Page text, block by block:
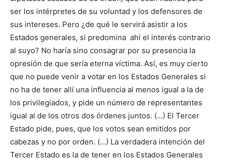
ser los intérpretes de su voluntad y los defensores de
sus intereses. Pero ¿de qué le servirá asistir a los
Estados generales, si predomina ahí el interés contrario
al suyo? No haría sino consagrar por su presencia la
opresión de que sería eterna víctima. Así, es muy cierto
que no puede venir a votar en los Estados Generales si
no ha de tener allí una influencia al menos igual a la de
los privilegiados, y pide un número de representantes
igual al de los otros dos órdenes juntos. (…) El Tercer
Estado pide, pues, que los votos sean emitidos por
cabezas y no por orden. (…) La verdadera intención del
Tercer Estado es la de tener en los Estados Generales